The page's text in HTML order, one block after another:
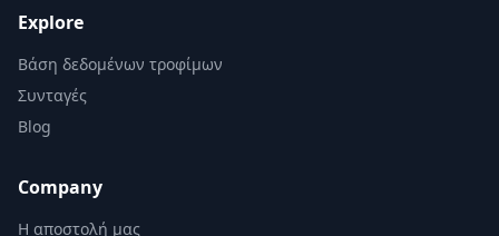
Explore
Βάση δεδομένων τροφίμων
Συνταγές
Blog
Company
Η αποστολή μας